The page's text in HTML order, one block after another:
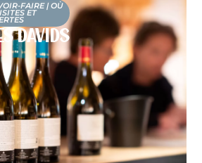
FAIRE|OÙ
ET
Davids